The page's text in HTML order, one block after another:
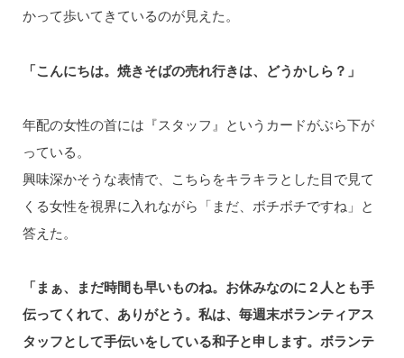
かって歩いてきているのが見えた。
「こんにちは。焼きそばの売れ行きは、どうかしら？」
年配の女性の首には『スタッフ』というカードがぶら下が
っている。
興味深かそうな表情で、こちらをキラキラとした目で見て
くる女性を視界に入れながら「まだ、ボチボチですね」と
答えた。
「まぁ、まだ時間も早いものね。お休みなのに２人とも手
伝ってくれて、ありがとう。私は、毎週末ボランティアス
タッフとして手伝いをしている和子と申します。ボランテ